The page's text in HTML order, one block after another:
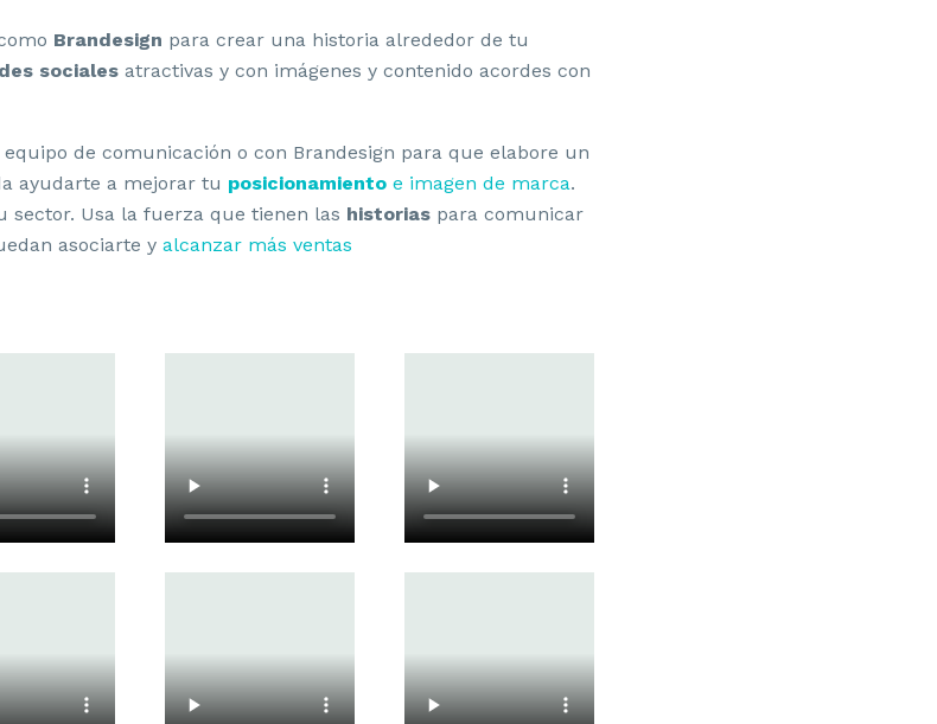
Brandesign para crear una historia alrededor de tu
sociales atractivas y con imágenes y contenido acordes con
de comunicación o con Brandesign para que elabore un
ayudarte a mejorar tu posicionamiento e imagen de marca.
sector. Usa la fuerza que tienen las historias para comunicar
asociarte y alcanzar más ventas